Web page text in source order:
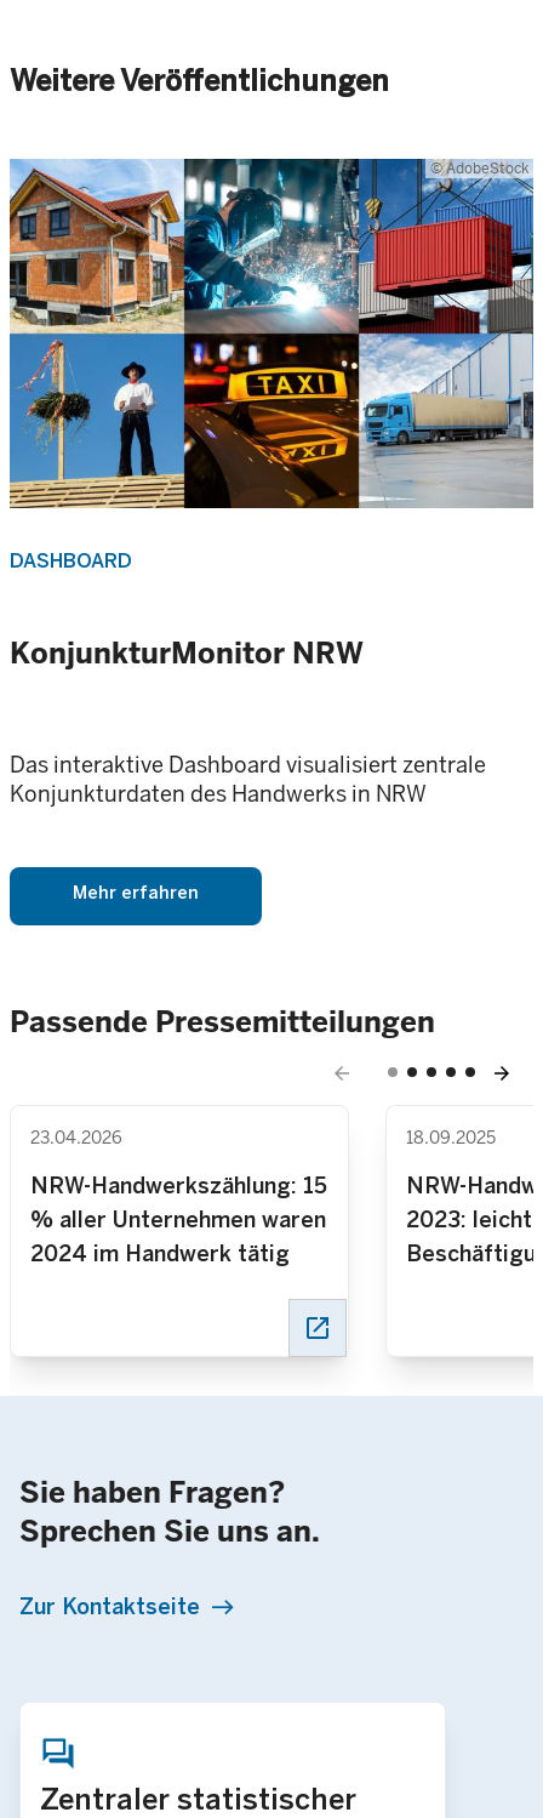
Weitere Veröffentlichungen
© AdobeStock
DASHBOARD
KonjunkturMonitor NRW
Das interaktive Dashboard visualisiert zentrale
Konjunkturdaten des Handwerks in NRW
Mehr erfahren
Passende Pressemitteilungen
arrow_back arrow_forward
23.04.2026
NRW-Handwerkszählung: 15
% aller Unternehmen waren
2024 im Handwerk tätig
open_in_new
18.09.2025
NRW-
2023:
Sie haben Fragen?
Sprechen Sie uns an.
Zur Kontaktseite
Zentraler statistischer